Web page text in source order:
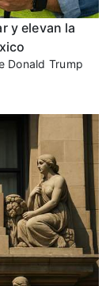
y elevan la
Donald Trump